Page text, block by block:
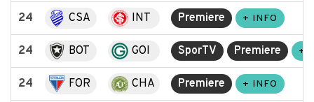
24 CSA INT Premiere + INFO
24 BOT GOI SporTV Premiere +
24 FOR CHA Premiere + INFO